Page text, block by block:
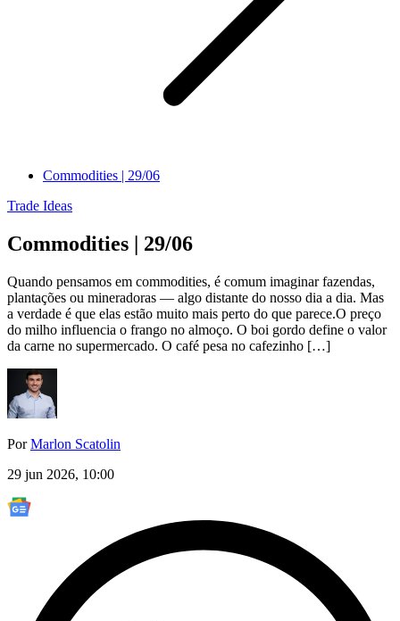
Commodities | 29/06
Trade Ideas
Commodities | 29/06
Quando pensamos em commodities, é comum imaginar fazendas,
plantações ou mineradoras — algo distante do nosso dia a dia. Mas
a verdade é que elas estão muito mais perto do que parece.O preço
do milho influencia o frango no almoço. O boi gordo define o valor
da carne no supermercado. O café pesa no cafezinho […]
PorMarlon Scatolin
29 jun 2026, 10:00